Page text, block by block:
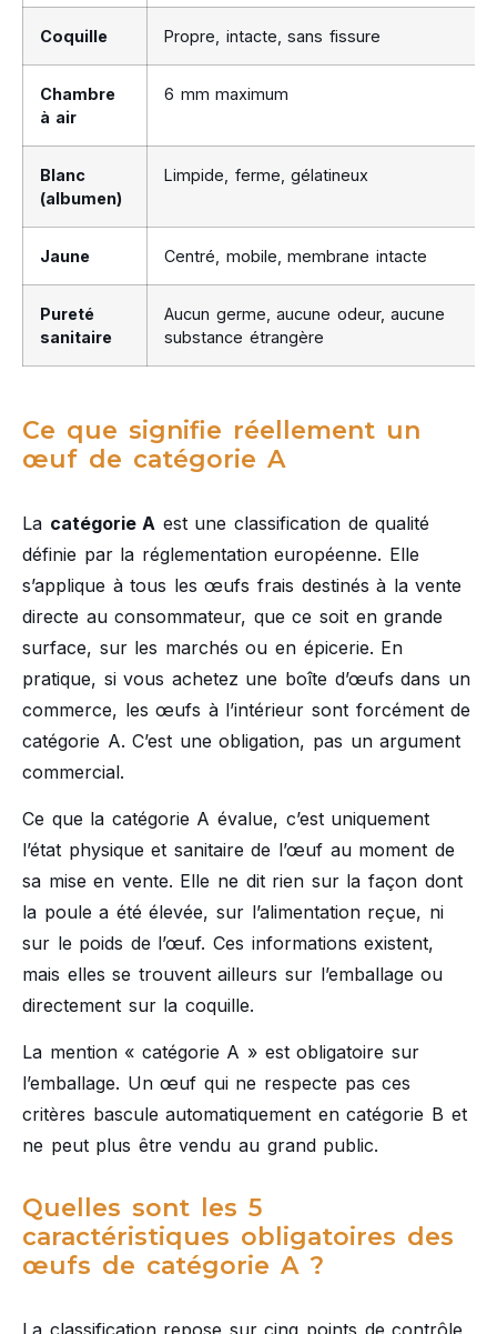
Coquille Propre, intacte, sans fissure
Chambre
à air
6 mm maximum
Blanc
(albumen)
Limpide, ferme, gélatineux
Jaune Centré, mobile, membrane intacte
Pureté
sanitaire
Aucun germe, aucune odeur, aucune
substance étrangère
Ce que signifie réellement un
œuf de catégorie A
La catégorie A est une classification de qualité
définie par la réglementation européenne. Elle
s’applique à tous les œufs frais destinés à la vente
directe au consommateur, que ce soit en grande
surface, sur les marchés ou en épicerie. En
pratique, si vous achetez une boîte d’œufs dans un
commerce, les œufs à l’intérieur sont forcément de
catégorie A. C’est une obligation, pas un argument
commercial.
Ce que la catégorie A évalue, c’est uniquement
l’état physique et sanitaire de l’œuf au moment de
sa mise en vente. Elle ne dit rien sur la façon dont
la poule a été élevée, sur l’alimentation reçue, ni
sur le poids de l’œuf. Ces informations existent,
mais elles se trouvent ailleurs sur l’emballage ou
directement sur la coquille.
La mention « catégorie A » est obligatoire sur
l’emballage. Un œuf qui ne respecte pas ces
critères bascule automatiquement en catégorie B et
ne peut plus être vendu au grand public.
Quelles sont les 5
caractéristiques obligatoires des
œufs de catégorie A ?